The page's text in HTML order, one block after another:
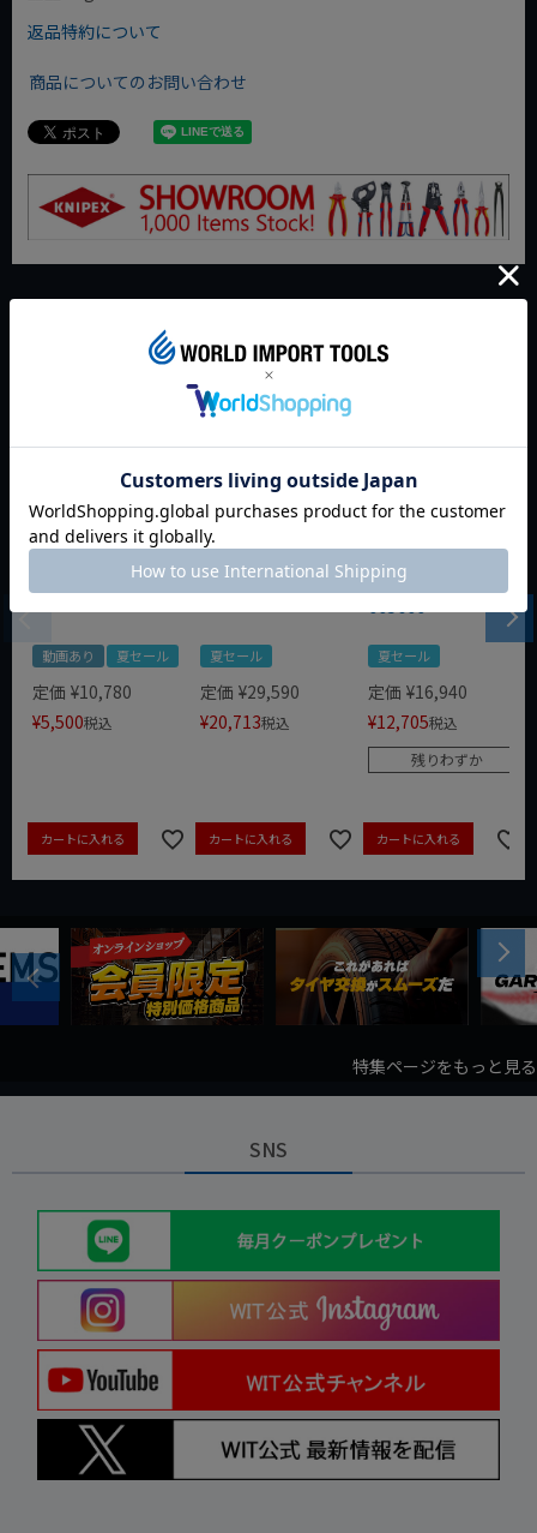
返品特約について
商品についてのお問い合わせ
今週のおすすめアイテム
WIT 1/4dr 20pcスタ
ビーソケット&ビッ
トセット WIT-10002
動画あり 夏セール
定価 ¥10,780
¥5,500税込
カートに入れる
WIT/STAHLWILLE
12-イグニッション
スパナ 5本セット
夏セール
定価 ¥29,590
¥20,713税込
カートに入れる
WERA ZYKLOP 1/4"
コンフォートラチェ
ット(レバー式)
005600
夏セール
定価 ¥16,940
¥12,705税込
残りわずか
カートに入れる
Previous
Next
特集ページをもっと見る
SNS